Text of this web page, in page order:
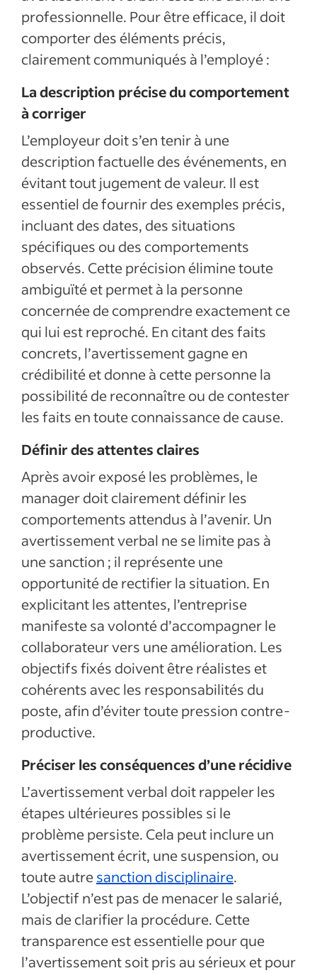
professionnelle. Pour être efficace, il doit
comporter des éléments précis,
clairement communiqués à l’employé :
La description précise du comportement
à corriger
L’employeur doit s’en tenir à une
description factuelle des événements, en
évitant tout jugement de valeur. Il est
essentiel de fournir des exemples précis,
incluant des dates, des situations
spécifiques ou des comportements
observés. Cette précision élimine toute
ambiguïté et permet à la personne
concernée de comprendre exactement ce
qui lui est reproché. En citant des faits
concrets, l’avertissement gagne en
crédibilité et donne à cette personne la
possibilité de reconnaître ou de contester
les faits en toute connaissance de cause.
Définir des attentes claires
Après avoir exposé les problèmes, le
manager doit clairement définir les
comportements attendus à l’avenir. Un
avertissement verbal ne se limite pas à
une sanction ; il représente une
opportunité de rectifier la situation. En
explicitant les attentes, l’entreprise
manifeste sa volonté d’accompagner le
collaborateur vers une amélioration. Les
objectifs fixés doivent être réalistes et
cohérents avec les responsabilités du
poste, afin d’éviter toute pression contre-
productive.
Préciser les conséquences d’une récidive
L’avertissement verbal doit rappeler les
étapes ultérieures possibles si le
problème persiste. Cela peut inclure un
avertissement écrit, une suspension, ou
toute autresanction disciplinaire.
L’objectif n’est pas de menacer le salarié,
mais de clarifier la procédure. Cette
transparence est essentielle pour que
l’avertissement soit pris au sérieux et pour